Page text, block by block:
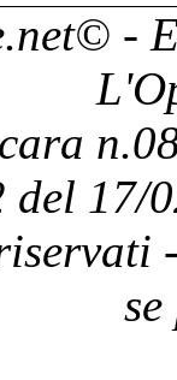
© -
del 17/